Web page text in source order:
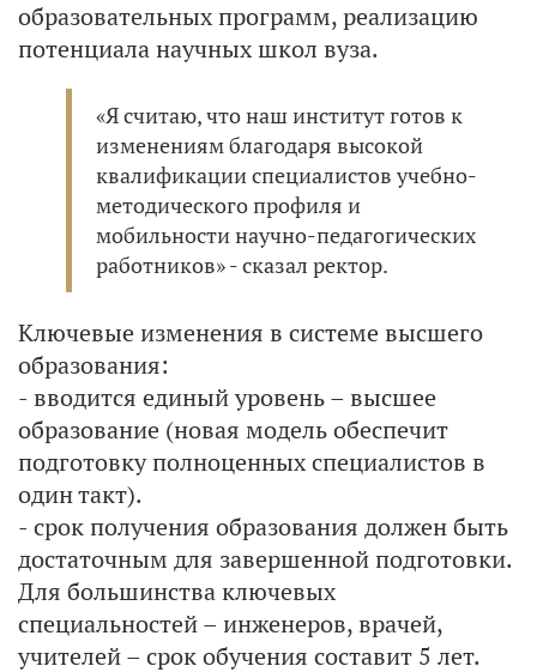
образовательных программ, реализацию
потенциала научных школ вуза.
«Я считаю, что наш институт готов к
изменениям благодаря высокой
квалификации специалистов учебно-
методического профиля и
мобильности научно-педагогических
работников» - сказал ректор.
Ключевые изменения в системе высшего
образования:
- вводится единый уровень – высшее
образование (новая модель обеспечит
подготовку полноценных специалистов в
один такт).
- срок получения образования должен быть
достаточным для завершенной подготовки.
Для большинства ключевых
специальностей – инженеров, врачей,
учителей – срок обучения составит 5 лет.